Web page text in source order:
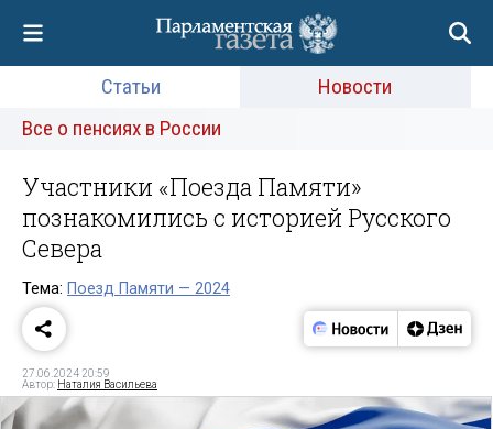
Статьи
Новости
Все о пенсиях в России
Участники «Поезда Памяти»
познакомились с историей Русского
Севера
Тема: Поезд Памяти — 2024
27.06.2024 20:59
Автор: Наталия Васильева